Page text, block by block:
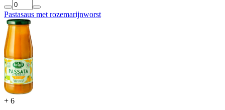
Pastasaus met rozemarijnworst
+ 6